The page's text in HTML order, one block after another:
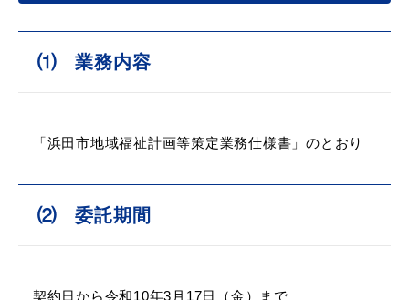
便利なサービス
防災・防犯メール
ごみ分別早見表
⑴ 業務内容
「浜田市地域福祉計画等策定業務仕様書」のとおり
⑵ 委託期間
契約日から令和10年3月17日（金）まで